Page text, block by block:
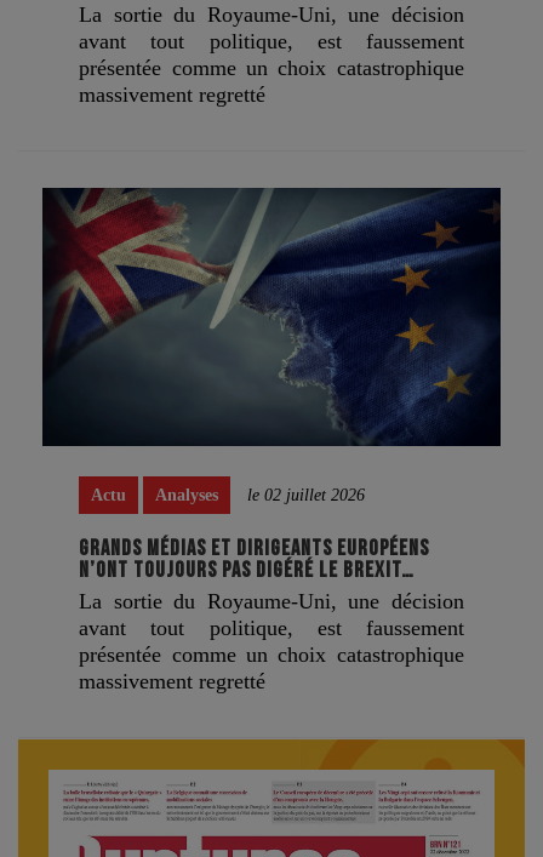
La sortie du Royaume-Uni, une décision
avant tout politique, est faussement
présentée comme un choix catastrophique
massivement regretté
Actu Analyses le 02 juillet 2026
GRANDS MÉDIAS ET DIRIGEANTS EUROPÉENS
N’ONT TOUJOURS PAS DIGÉRÉ LE BREXIT…
La sortie du Royaume-Uni, une décision
avant tout politique, est faussement
présentée comme un choix catastrophique
massivement regretté